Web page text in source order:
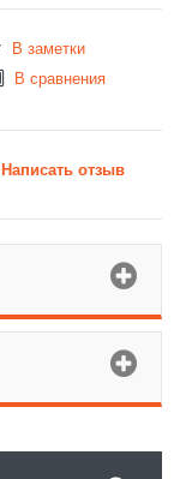
В заметки
В сравнения
Написать отзыв